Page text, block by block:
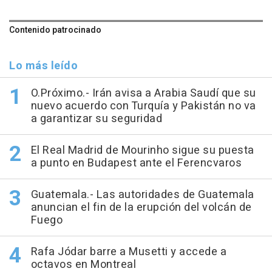
Contenido patrocinado
Lo más leído
O.Próximo.- Irán avisa a Arabia Saudí que su
nuevo acuerdo con Turquía y Pakistán no va
a garantizar su seguridad
El Real Madrid de Mourinho sigue su puesta
a punto en Budapest ante el Ferencvaros
Guatemala.- Las autoridades de Guatemala
anuncian el fin de la erupción del volcán de
Fuego
Rafa Jódar barre a Musetti y accede a
octavos en Montreal